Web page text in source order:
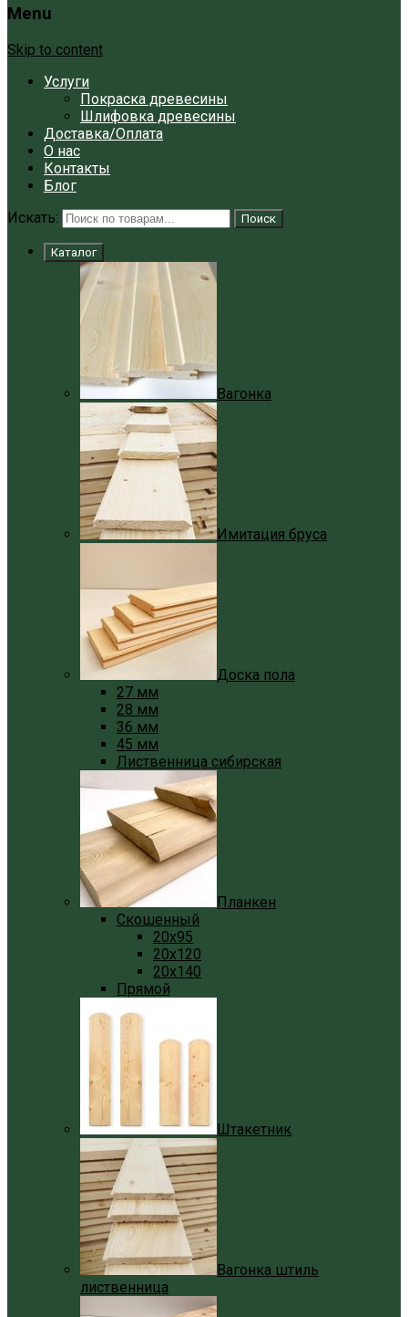
Menu
Skip to content
Услуги
Покраска древесины
Шлифовка древесины
Доставка/Оплата
О нас
Контакты
Блог
Искать:
Поиск
Каталог
Вагонка
Имитация бруса
Доска пола
27 мм
28 мм
36 мм
45 мм
Лиственница сибирская
Планкен
Скошенный
20x95
20x120
20x140
Прямой
Штакетник
Вагонка штиль
лиственница